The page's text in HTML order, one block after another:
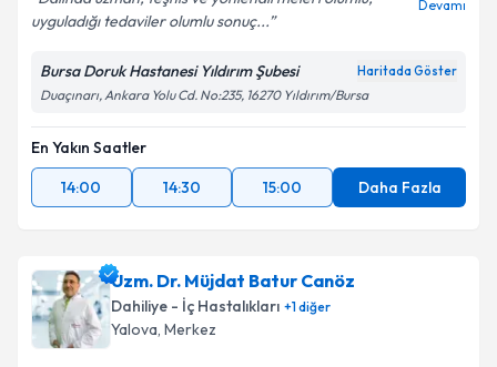
Kişisel verilerimin işlenmesine ilişkin
kapsamda işlenmesini kabul ediyorum.
uyguladığı tedaviler olumlu sonuç...
Devamı
Bursa Doruk Hastanesi Yıldırım Şubesi Haritada Göster
Duaçınarı, Ankara Yolu Cd. No:235, 16270 Yıldırım/Bursa
En Yakın Saatler
14:00
14:30 15:00 Daha Fazla
Uzm. Dr. Müjdat Batur Canöz
Dahiliye - İç Hastalıkları +1diğer
Yalova, Merkez